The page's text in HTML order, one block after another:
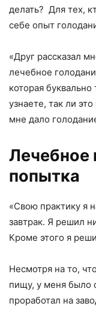
делать? Для тех,
себе опыт
«Друг рассказал
лечебное
которая буквально
узнаете, так ли
мне дало
Лечебное
попытка
«Свою практику я
завтрак. Я решил
Кроме этого я
Несмотря на то,
пищу, у меня было
проработал на